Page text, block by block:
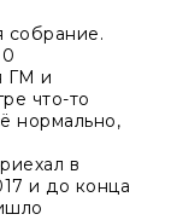
собрание.
ГМ и
что-то
нормально,
в
и до конца